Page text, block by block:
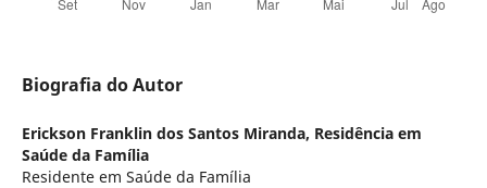
Biografia do Autor
Erickson Franklin dos Santos Miranda, Residência em
Saúde da Família
Residente em Saúde da Família